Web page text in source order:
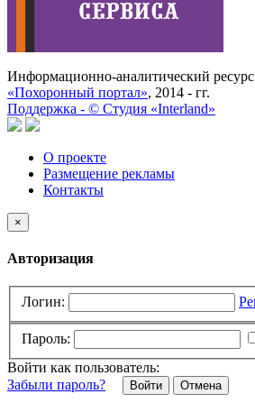
Информационно-аналитический ресурс
«Похоронный портал», 2014 - гг.
Поддержка - © Cтудия «Interland»
О проекте
Размещение рекламы
Контакты
×
Авторизация
Логин:
Пароль:
Войти как пользователь:
Забыли пароль?
Отмена